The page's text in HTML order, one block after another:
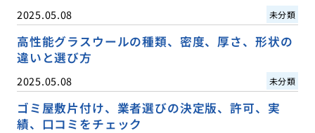
2025.05.08 未分類
高性能グラスウールの種類、密度、厚さ、形状の
違いと選び方
2025.05.08 未分類
ゴミ屋敷片付け、業者選びの決定版、許可、実
績、口コミをチェック